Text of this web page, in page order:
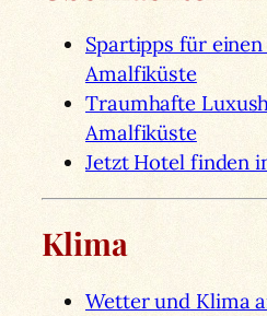
Spartipps für
Amalfiküste
Traumhafte
Amalfiküste
Jetzt Hotel finden
Klima
Wetter und Klima